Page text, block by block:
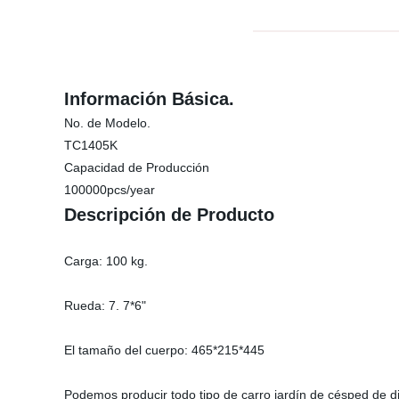
Información Básica.
No. de Modelo.
TC1405K
Capacidad de Producción
100000pcs/year
Descripción de Producto
Carga: 100 kg.
Rueda: 7. 7*6"
El tamaño del cuerpo: 465*215*445
Podemos producir todo tipo de carro jardín de césped de